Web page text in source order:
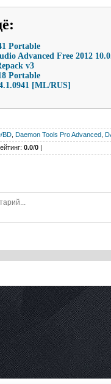
:
Portable
Advanced Free 2012
v3
Portable
[ML/RUS]
BD Daemon Tools Pro Advanced
0.0/0 |